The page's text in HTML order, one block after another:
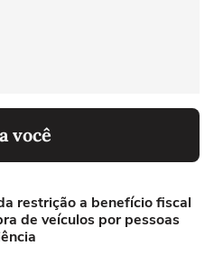
você
restrição a benefício fiscal
de veículos por pessoas